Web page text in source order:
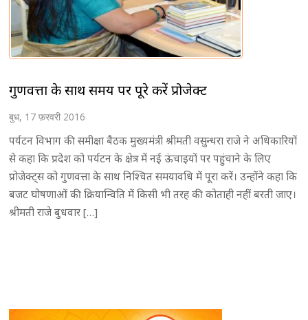
गुणवत्ता के साथ समय पर पूरे करें प्रोजेक्ट
बुध, 17 फ़रवरी 2016
पर्यटन विभाग की समीक्षा बैठक मुख्यमंत्री श्रीमती वसुन्धरा राजे ने अधिकारियों
से कहा कि प्रदेश को पर्यटन के क्षेत्र में नई ऊंचाइयों पर पहुंचाने के लिए
प्रोजेक्ट्स को गुणवत्ता के साथ निश्चित समयावधि में पूरा करें। उन्होंने कहा कि
बजट घोषणाओं की क्रियान्विति में किसी भी तरह की कोताही नहीं बरती जाए।
श्रीमती राजे बुधवार […]